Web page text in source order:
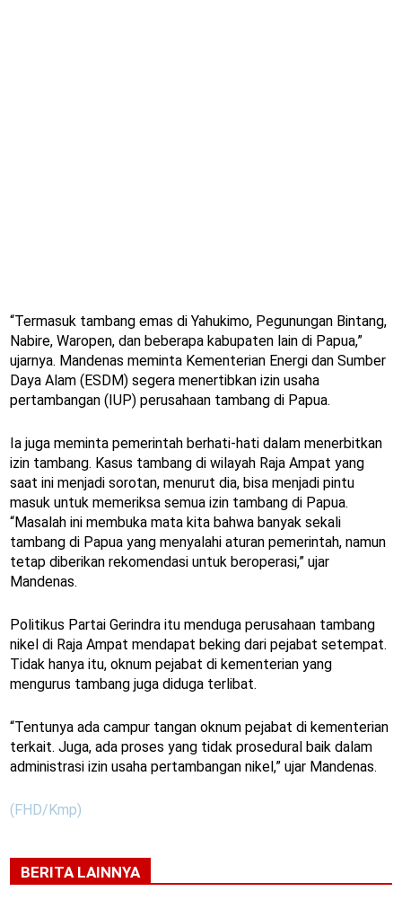
“Termasuk tambang emas di Yahukimo, Pegunungan Bintang,
Nabire, Waropen, dan beberapa kabupaten lain di Papua,”
ujarnya. Mandenas meminta Kementerian Energi dan Sumber
Daya Alam (ESDM) segera menertibkan izin usaha
pertambangan (IUP) perusahaan tambang di Papua.
Ia juga meminta pemerintah berhati-hati dalam menerbitkan
izin tambang. Kasus tambang di wilayah Raja Ampat yang
saat ini menjadi sorotan, menurut dia, bisa menjadi pintu
masuk untuk memeriksa semua izin tambang di Papua.
“Masalah ini membuka mata kita bahwa banyak sekali
tambang di Papua yang menyalahi aturan pemerintah, namun
tetap diberikan rekomendasi untuk beroperasi,” ujar
Mandenas.
Politikus Partai Gerindra itu menduga perusahaan tambang
nikel di Raja Ampat mendapat beking dari pejabat setempat.
Tidak hanya itu, oknum pejabat di kementerian yang
mengurus tambang juga diduga terlibat.
“Tentunya ada campur tangan oknum pejabat di kementerian
terkait. Juga, ada proses yang tidak prosedural baik dalam
administrasi izin usaha pertambangan nikel,” ujar Mandenas.
(FHD/Kmp)
BERITA LAINNYA